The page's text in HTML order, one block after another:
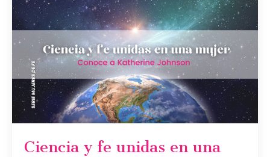
Ciencia y fe unidas en una